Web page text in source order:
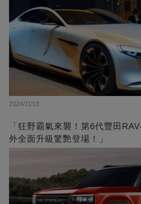
2024/11/18
「狂野霸氣來襲！第6代豐田
外全面升級驚艷登場！」